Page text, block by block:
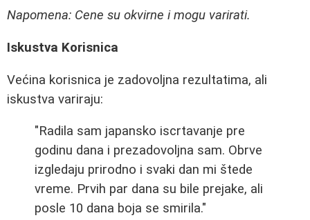
Napomena: Cene su okvirne i mogu varirati.
Iskustva Korisnica
Većina korisnica je zadovoljna rezultatima, ali
iskustva variraju:
"Radila sam japansko iscrtavanje pre
godinu dana i prezadovoljna sam. Obrve
izgledaju prirodno i svaki dan mi štede
vreme. Prvih par dana su bile prejake, ali
posle 10 dana boja se smirila."